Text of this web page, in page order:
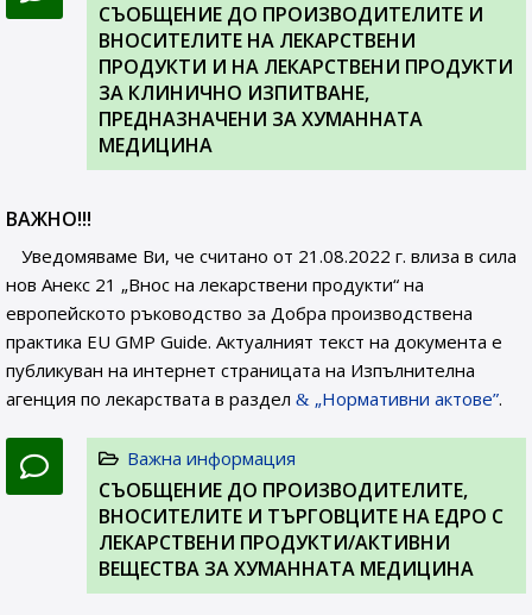
СЪОБЩЕНИЕ ДО ПРОИЗВОДИТЕЛИТЕ И
ВНОСИТЕЛИТЕ НА ЛЕКАРСТВЕНИ
ПРОДУКТИ И НА ЛЕКАРСТВЕНИ ПРОДУКТИ
ЗА КЛИНИЧНО ИЗПИТВАНЕ,
ПРЕДНАЗНАЧЕНИ ЗА ХУМАННАТА
МЕДИЦИНА
ВАЖНО!!!
Уведомяваме Ви, че считано от 21.08.2022 г. влиза в сила
нов Анекс 21 „Внос на лекарствени продукти“ на
европейското ръководство за Добра производствена
практика EU GMP Guide. Актуалният текст на документа е
публикуван на интернет страницата на Изпълнителна
агенция по лекарствата в раздел
„Нормативни актове”.
Важна информация
СЪОБЩЕНИЕ ДО ПРОИЗВОДИТЕЛИТЕ,
ВНОСИТЕЛИТЕ И ТЪРГОВЦИТЕ НА ЕДРО С
ЛЕКАРСТВЕНИ ПРОДУКТИ/АКТИВНИ
ВЕЩЕСТВА ЗА ХУМАННАТА МЕДИЦИНА